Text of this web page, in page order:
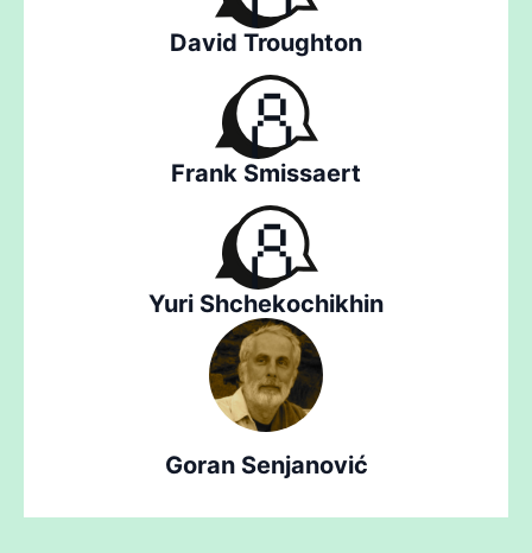
David Troughton
Frank Smissaert
Yuri Shchekochikhin
Goran Senjanović